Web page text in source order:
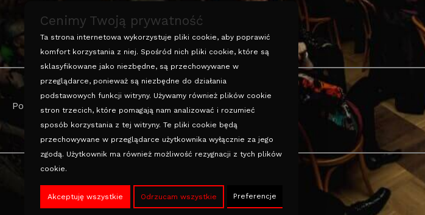
Polityka prywatności
Cenimy Twoją prywatność
Ta strona internetowa wykorzystuje pliki cookie, aby poprawić
komfort korzystania z niej. Spośród nich pliki cookie, które są
sklasyfikowane jako niezbędne, są przechowywane w
przeglądarce, ponieważ są niezbędne do działania
podstawowych funkcji witryny. Używamy również plików cookie
stron trzecich, które pomagają nam analizować i rozumieć
sposób korzystania z tej witryny. Te pliki cookie będą
przechowywane w przeglądarce użytkownika wyłącznie za jego
zgodą. Użytkownik ma również możliwość rezygnacji z tych plików
cookie.
Akceptuję wszystkie Odrzucam wszystkie Preferencje